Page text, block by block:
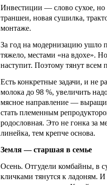
Инвестиции — слово сухое,
траншеи, новая сушилка,
монтаже.
За год на модернизацию ушло
тяжело, местами «на вдохе».
наступит. Поэтому тянут всем
Есть конкретные задачи, и не
молока до 98 %, увеличить
мясное направление —
стать племенным
родословная. Это не гонка за
линейка, тем крепче основа.
Земля — старшая в семье
Осень. Отгудели комбайны, в
кличками тянутся к ладоням.